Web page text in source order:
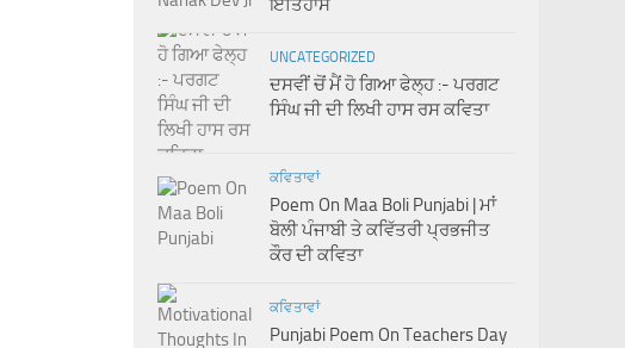
ਇਤਿਹਾਸ
UNCATEGORIZED
ਦਸਵੀਂ ਚੋਂ ਮੈਂ ਹੋ ਗਿਆ ਫੇਲ੍ਹ :- ਪਰਗਟ
ਸਿੰਘ ਜੀ ਦੀ ਲਿਖੀ ਹਾਸ ਰਸ ਕਵਿਤਾ
ਕਵਿਤਾਵਾਂ
Poem On Maa Boli Punjabi | ਮਾਂ
ਬੋਲੀ ਪੰਜਾਬੀ ਤੇ ਕਵਿੱਤਰੀ ਪ੍ਰਭਜੀਤ
ਕੌਰ ਦੀ ਕਵਿਤਾ
ਕਵਿਤਾਵਾਂ
Punjabi Poem On Teachers Day